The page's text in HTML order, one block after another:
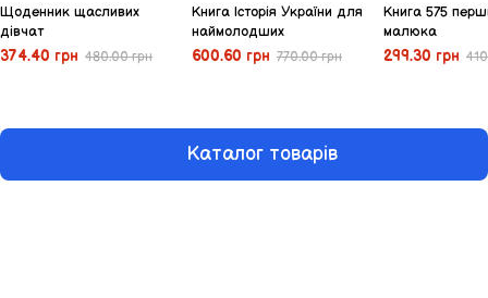
Щоденник щасливих
дівчат
374.40 грн 480.00 грн
Книга Історія України для
наймолодших
600.60 грн 770.00 грн
Книга 575
малюка
299.30 грн
Каталог товарів